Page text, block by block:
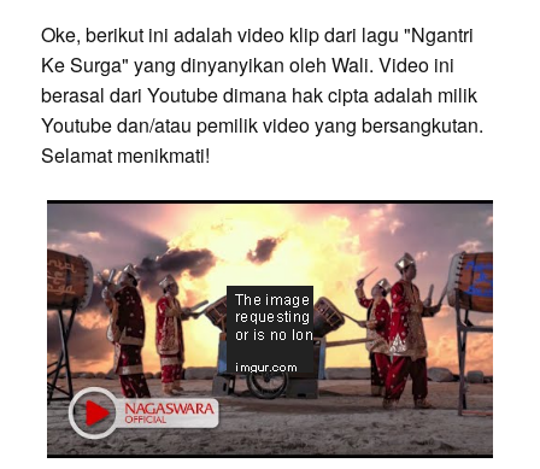
Oke, berikut ini adalah video klip dari lagu "Ngantri
Ke Surga" yang dinyanyikan oleh Wali. Video ini
berasal dari Youtube dimana hak cipta adalah milik
Youtube dan/atau pemilik video yang bersangkutan.
Selamat menikmati!